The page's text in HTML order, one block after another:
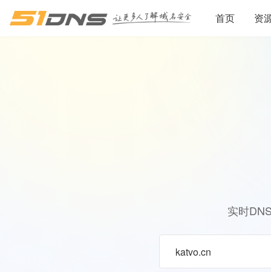
首页 资
实时